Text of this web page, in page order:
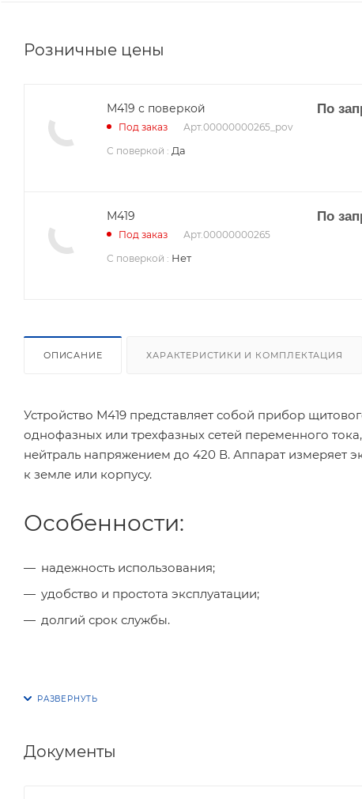
Розничные цены
М419 с поверкой
Под заказ Арт.00000000265_pov
С поверкой : Да
По
М419
Под заказ Арт.00000000265
С поверкой : Нет
По
ОПИСАНИЕ ХАРАКТЕРИСТИКИ И КОМПЛЕКТАЦИЯ
Устройство М419 представляет собой прибор
однофазных или трехфазных сетей переменного
нейтраль напряжением до 420 В. Аппарат измеряет
к земле или корпусу.
Особенности:
надежность использования;
удобство и простота эксплуатации;
долгий срок службы.
Документы